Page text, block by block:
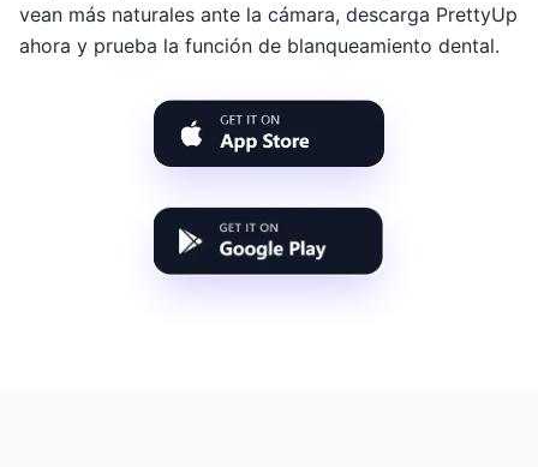
vean más naturales ante la cámara, descarga PrettyUp
ahora y prueba la función de blanqueamiento dental.